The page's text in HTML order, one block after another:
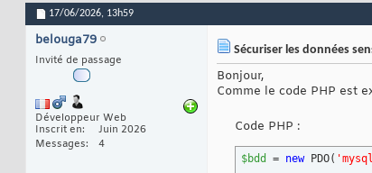
17/06/2026, 13h59
belouga79
Invité de passage
Développeur Web
Inscrit en
Juin 2026
Messages
4
Sécuriser les données
Bonjour,
Comme le code PHP est
Code PHP :
$bdd = new PDO(